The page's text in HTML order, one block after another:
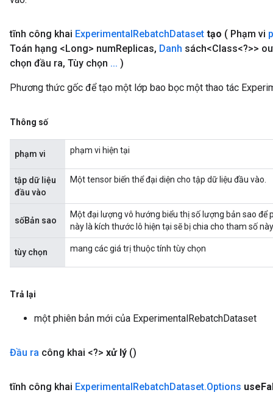
tĩnh công khai ExperimentalRebatchDataset tạo ( Phạm vi
Toán hạng <Long> numReplicas, Danh sách<Class<?>>
chọn đầu ra, Tùy chọn ... )
Phương thức gốc để tạo một lớp bao bọc một thao tác
Thông số
phạm vi phạm vi hiện tại
tập dữ liệu
đầu vào
Một tensor biến thể đại diện cho tập dữ liệu đầu vào.
sốBản sao
Một đại lượng vô hướng biểu thị số lượng bản sao để
này là kích thước lô hiện tại sẽ bị chia cho tham số
tùy chọn mang các giá trị thuộc tính tùy chọn
Trả lại
một phiên bản mới của ExperimentalRebatchDataset
Đầu ra công khai <?> xử lý ()
tĩnh công khai ExperimentalRebatchDataset.Options use